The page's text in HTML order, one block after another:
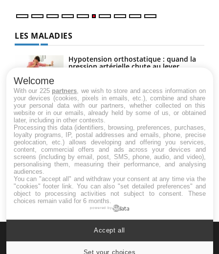
LES MALADIES
Hypotension orthostatique : quand la
pression artérielle chute au lever
Drépanocytose : une déformation des
globules rouges aux conséquences
graves
Maladie de Charcot (Sclérose latérale
amyotrophique)
Welcome
With our 225 partners , we wish to store and access information on
your devices (cookies, pixels in emails, etc.), combine and share
your personal data with our partners, whether collected on this
website or in our emails, already held by some of us, or obtained
later, including in other contexts.
Processing this data (identifiers, browsing, preferences, purchases,
loyalty programs, IP, postal addresses and emails, phone, precise
geolocation, etc.) allows developing and offering you services,
content, commercial offers and ads across your devices and
screens (including by email, post, SMS, phone, audio, and video),
personalising them, measuring their performance, and analysing
audiences.
You can "accept all" and withdraw your consent at any time via the
"cookies" footer link . You can also "set detailed preferences" and
object to processing activities not subject to consent. These
choices remain valid for 6 months.
powered by
Set your choices
Accept all